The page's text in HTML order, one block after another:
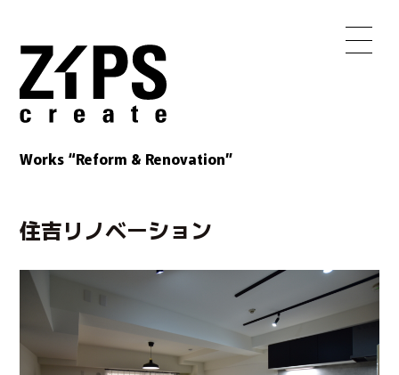
Works “Reform & Renovation”
住吉リノベーション